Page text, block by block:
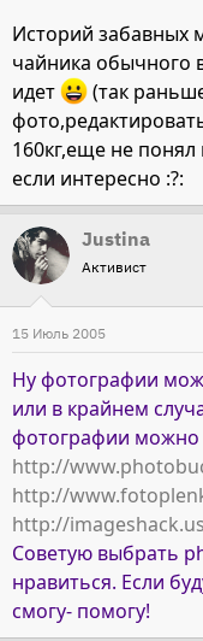
Историй забавных
чайника обычного
идет
(так
160кг,еще не
если интересно :?:
Justina
Активист
15 Июль 2005
Ну фотографии
или в крайнем
фотографии можно
http://
http://
http://
Советую выбрать
нравиться. Если
смогу- помогу!